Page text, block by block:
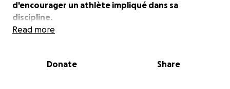
d'encourager un athlète impliqué dans sa
discipline.
Read more
Donate Share